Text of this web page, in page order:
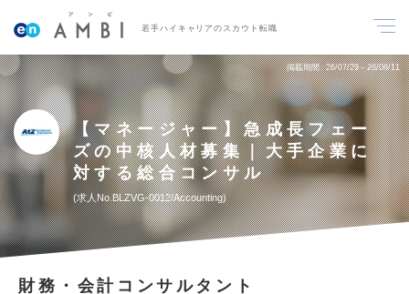
若手ハイキャリアのスカウト転職
掲載期間 26/07/29～26/08/11
【マネージャー】急成長フェー
ズの中核人材募集｜大手企業に
対する総合コンサル
求人No.BLZVG-0012/Accounting
財務・会計コンサルタント